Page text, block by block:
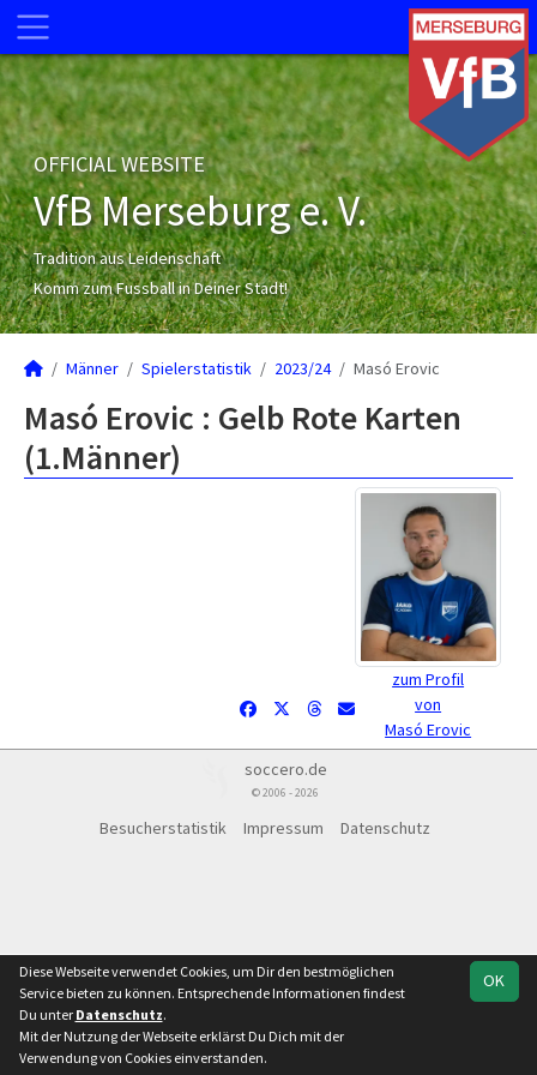
OFFICIAL WEBSITE
VfB Merseburg e. V.
Tradition aus Leidenschaft
Komm zum Fussball in Deiner Stadt!
Männer Spielerstatistik 2023/24 Masó Erovic
Masó Erovic : Gelb Rote Karten
(1.Männer)
zum Profil
von
Masó Erovic
soccero.de
© 2006 - 2026
Besucherstatistik Impressum Datenschutz
OK
Diese Webseite verwendet Cookies, um Dir den bestmöglichen
Service bieten zu können. Entsprechende Informationen findest
Du unter Datenschutz.
Mit der Nutzung der Webseite erklärst Du Dich mit der
Verwendung von Cookies einverstanden.